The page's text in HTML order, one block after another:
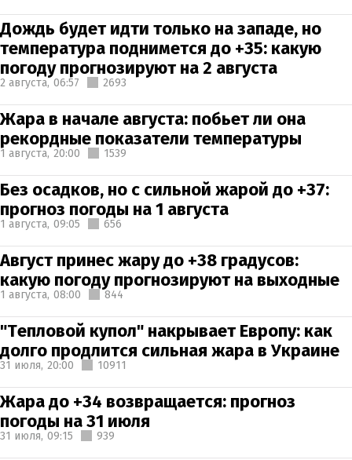
Дождь будет идти только на западе, но
температура поднимется до +35: какую
погоду прогнозируют на 2 августа
2 августа, 06:57 2693
Жара в начале августа: побьет ли она
рекордные показатели температуры
1 августа, 20:00 1539
Без осадков, но с сильной жарой до +37:
прогноз погоды на 1 августа
1 августа, 09:05 656
Август принес жару до +38 градусов:
какую погоду прогнозируют на выходные
1 августа, 08:00 844
"Тепловой купол" накрывает Европу: как
долго продлится сильная жара в Украине
31 июля, 20:00 10911
Жара до +34 возвращается: прогноз
погоды на 31 июля
31 июля, 09:15 939